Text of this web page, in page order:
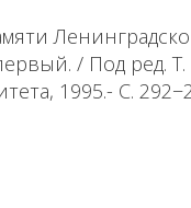
/ Под ред.
1995.- С.